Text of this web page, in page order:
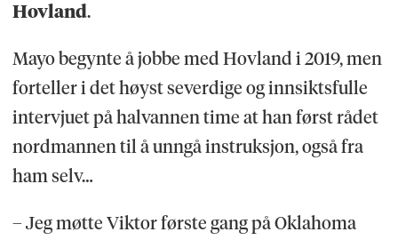
Hovland.
Mayo begynte å jobbe med Hovland i 2019, men
forteller i det høyst severdige og innsiktsfulle
intervjuet på halvannen time at han først rådet
nordmannen til å unngå instruksjon, også fra
ham selv…
– Jeg møtte Viktor første gang på Oklahoma